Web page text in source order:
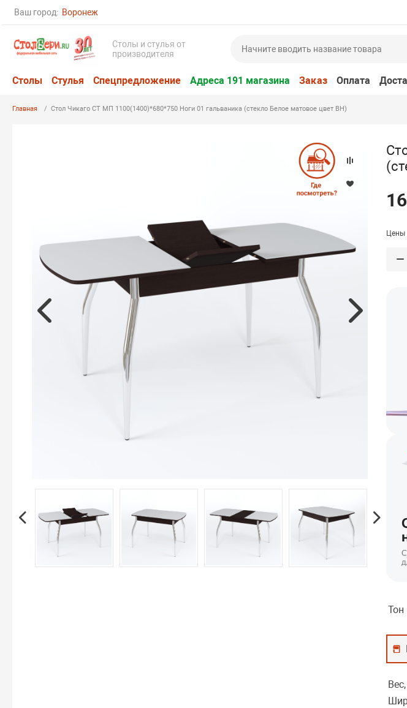
Ваш город: Воронеж
Столы и стулья от
производителя
Столы Стулья Спецпредложение Адреса 191 магазина Заказ Оплата
Главная Стол Чикаго СТ МП 1100(1400)*680*750 Ноги 01 гальваника (стекло Белое матовое цвет ВН)
Цены
Тон